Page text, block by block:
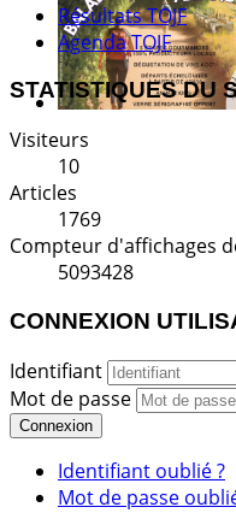
Résultats TOJF
Agenda TOJF
STATISTIQUES DU
Visiteurs
10
Articles
1769
Compteur d'affichages
5093428
CONNEXION
Identifiant
Mot de passe
Connexion
Identifiant oublié ?
Mot de passe